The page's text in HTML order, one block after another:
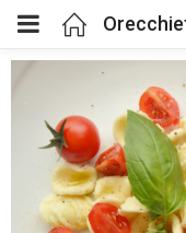
(Bio Bontà)
(Prodotti di qualità)